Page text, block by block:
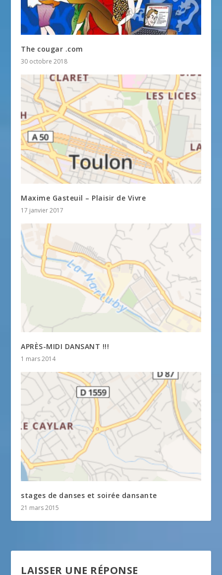
The cougar .com
30 octobre 2018
Maxime Gasteuil – Plaisir de Vivre
17 janvier 2017
APRÈS-MIDI DANSANT !!!
1 mars 2014
stages de danses et soirée dansante
21 mars 2015
LAISSER UNE RÉPONSE